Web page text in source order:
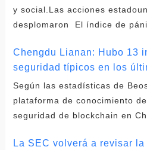
y social.Las acciones
desplomaron El índice de
Chengdu Lianan: Hubo 13
seguridad típicos en los
Según las estadísticas de
plataforma de conocimiento
seguridad de blockchain en
La SEC volverá a revisar